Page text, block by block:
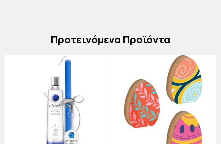
Πρoτεινόμενα Προϊόντα